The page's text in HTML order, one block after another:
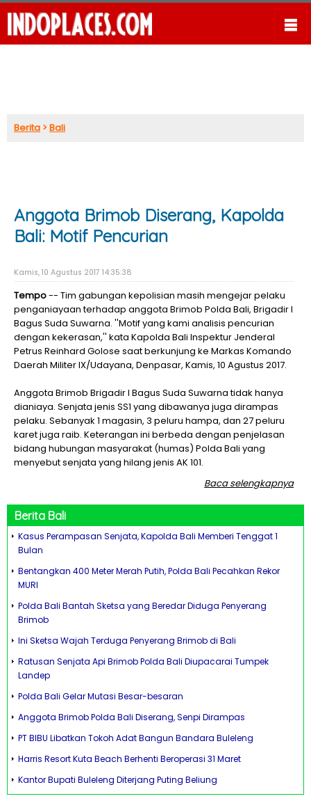
Berita >Bali
Anggota Brimob Diserang, Kapolda
Bali: Motif Pencurian
Kamis, 10 Agustus 2017 14:35:38
Tempo-- Tim gabungan kepolisian masih mengejar pelaku
penganiayaan terhadap anggota Brimob Polda Bali, Brigadir I
Bagus Suda Suwarna. ''Motif yang kami analisis pencurian
dengan kekerasan,'' kata Kapolda Bali Inspektur Jenderal
Petrus Reinhard Golose saat berkunjung ke Markas Komando
Daerah Militer IX/Udayana, Denpasar, Kamis, 10 Agustus 2017.
Anggota Brimob Brigadir I Bagus Suda Suwarna tidak hanya
dianiaya. Senjata jenis SS1 yang dibawanya juga dirampas
pelaku. Sebanyak 1 magasin, 3 peluru hampa, dan 27 peluru
karet juga raib. Keterangan ini berbeda dengan penjelasan
bidang hubungan masyarakat (humas) Polda Bali yang
menyebut senjata yang hilang jenis AK 101.
Baca selengkapnya
Berita Bali
Kasus Perampasan Senjata, Kapolda Bali Memberi Tenggat 1
Bulan
Bentangkan 400 Meter Merah Putih, Polda Bali Pecahkan Rekor
MURI
Polda Bali Bantah Sketsa yang Beredar Diduga Penyerang
Brimob
Ini Sketsa Wajah Terduga Penyerang Brimob di Bali
Ratusan Senjata Api Brimob Polda Bali Diupacarai Tumpek
Landep
Polda Bali Gelar Mutasi Besar-besaran
Anggota Brimob Polda Bali Diserang, Senpi Dirampas
PT BIBU Libatkan Tokoh Adat Bangun Bandara Buleleng
Harris Resort Kuta Beach Berhenti Beroperasi 31 Maret
Kantor Bupati Buleleng Diterjang Puting Beliung